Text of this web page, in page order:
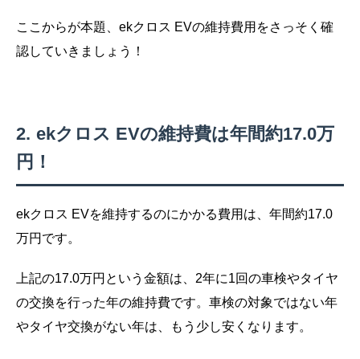
ここからが本題、ekクロス EVの維持費用をさっそく確
認していきましょう！
ekクロス EVの維持費は年間約17.0万
円！
ekクロス EVを維持するのにかかる費用は、年間約17.0
万円です。
上記の17.0万円という金額は、2年に1回の車検やタイヤ
の交換を行った年の維持費です。車検の対象ではない年
やタイヤ交換がない年は、もう少し安くなります。